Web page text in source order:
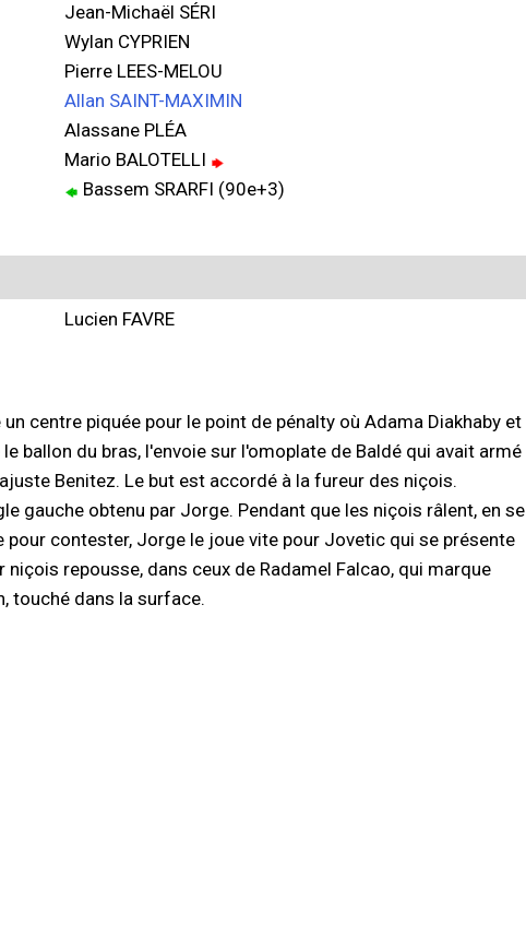
Jean-Michaël SÉRI
Wylan CYPRIEN
Pierre LEES-MELOU
Allan SAINT-MAXIMIN
Alassane PLÉA
Mario BALOTELLI
Bassem SRARFI (90e+3)
Lucien FAVRE
centre piquée pour le point de pénalty où Adama Diakhaby et
ballon du bras, l'envoie sur l'omoplate de Baldé qui avait armé
Benitez. Le but est accordé à la fureur des niçois.
gauche obtenu par Jorge. Pendant que les niçois râlent, en se
contester, Jorge le joue vite pour Jovetic qui se présente
repousse, dans ceux de Radamel Falcao, qui marque
touché dans la surface.